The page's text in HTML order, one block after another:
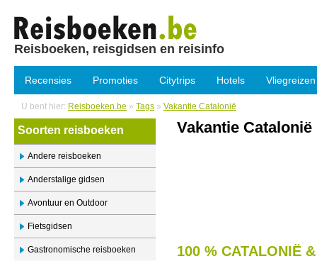
Reisboeken, reisgidsen en reisinfo
Recensies Promoties Citytrips Hotels Vliegreizen
U bent hier: Reisboeken.be » Tags » Vakantie Catalonië
Soorten reisboeken
Andere reisboeken
Anderstalige gidsen
Avontuur en Outdoor
Fietsgidsen
Gastronomische reisboeken
Vakantie Catalonië
100 % CATALONIË